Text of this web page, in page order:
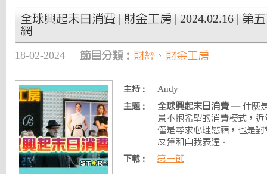
全球興起末日消費 | 財金工房 | 2024.02.16 | 第
網
18-02-2024 節目分類： 財經 、 財金工房
主持： Andy
主題： 全球興起末日消費 — 什麼
景不抱希望的消費模式，
僅是尋求心理慰藉，也是
反彈和自我表達。
下載： 第一節